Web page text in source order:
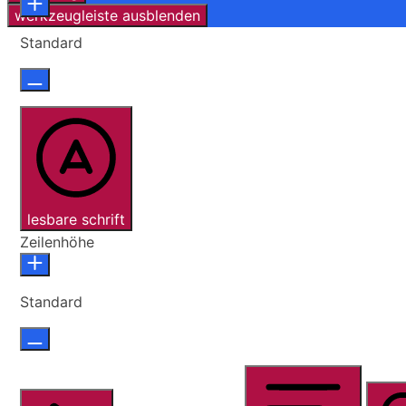
werkzeugleiste ausblenden
Standard
lesbare schrift
Zeilenhöhe
Standard